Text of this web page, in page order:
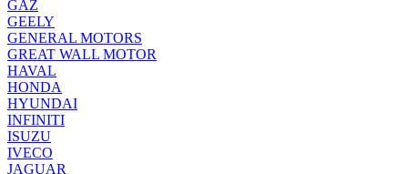
GAZ
GEELY
GENERAL MOTORS
GREAT WALL MOTOR
HAVAL
HONDA
HYUNDAI
INFINITI
ISUZU
IVECO
JAGUAR